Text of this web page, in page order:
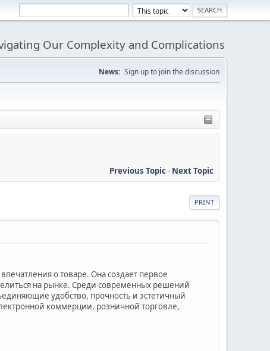
Our Complexity and Complications
News: Sign up to join the discussion
Previous Topic- Next Topic
PRINT
о товаре. Она создает первое
на рынке. Среди современных решений
удобство, прочность и эстетичный
коммерции, розничной торговле,